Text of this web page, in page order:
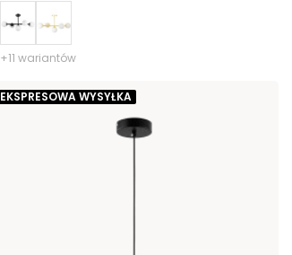
+11 wariantów
EKSPRESOWA WYSYŁKA